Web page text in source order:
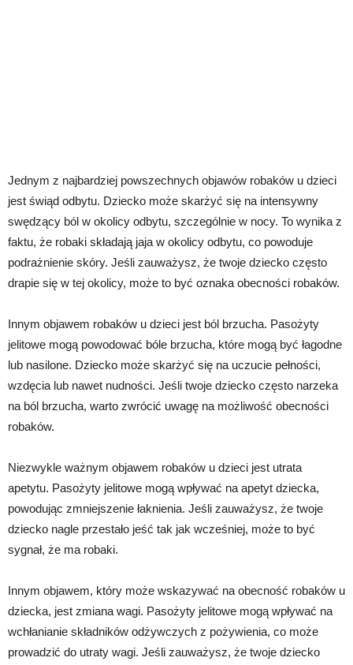
Jednym z najbardziej powszechnych objawów robaków u dzieci
jest świąd odbytu. Dziecko może skarżyć się na intensywny
swędzący ból w okolicy odbytu, szczególnie w nocy. To wynika z
faktu, że robaki składają jaja w okolicy odbytu, co powoduje
podrażnienie skóry. Jeśli zauważysz, że twoje dziecko często
drapie się w tej okolicy, może to być oznaka obecności robaków.
Innym objawem robaków u dzieci jest ból brzucha. Pasożyty
jelitowe mogą powodować bóle brzucha, które mogą być łagodne
lub nasilone. Dziecko może skarżyć się na uczucie pełności,
wzdęcia lub nawet nudności. Jeśli twoje dziecko często narzeka
na ból brzucha, warto zwrócić uwagę na możliwość obecności
robaków.
Niezwykle ważnym objawem robaków u dzieci jest utrata
apetytu. Pasożyty jelitowe mogą wpływać na apetyt dziecka,
powodując zmniejszenie łaknienia. Jeśli zauważysz, że twoje
dziecko nagle przestało jeść tak jak wcześniej, może to być
sygnał, że ma robaki.
Innym objawem, który może wskazywać na obecność robaków u
dziecka, jest zmiana wagi. Pasożyty jelitowe mogą wpływać na
wchłanianie składników odżywczych z pożywienia, co może
prowadzić do utraty wagi. Jeśli zauważysz, że twoje dziecko